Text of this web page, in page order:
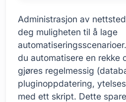
Administrasjon av
deg muligheten til å lage
du automatisere en rekke
gjøres regelmessig
pluginoppdatering,
med ett skript. Dette